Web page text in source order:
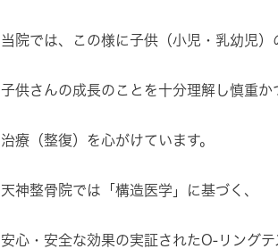
当院では、この様に子供（小児・乳幼児）
子供さんの成長のことを十分理解し慎重か
治療（整復）を心がけています。
天神整骨院では「構造医学」に基づく、
安心・安全な効果の実証されたO-リング